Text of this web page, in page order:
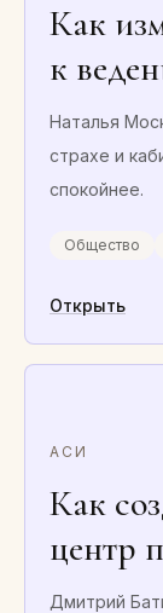
Как
к
Наталья
страхе и
спокойнее.
Общество
Открыть
АСИ
Как
центр
Дмитрий